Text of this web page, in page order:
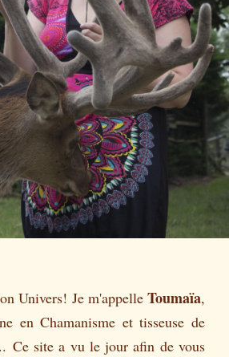
Univers! Je m'appelle Toumaïa,
en Chamanisme et tisseuse de
Ce site a vu le jour afin de vous